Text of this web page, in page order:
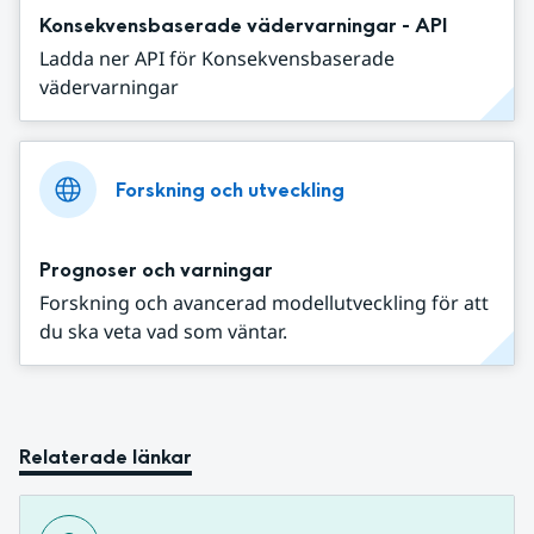
Konsekvensbaserade vädervarningar - API
Ladda ner API för Konsekvensbaserade
vädervarningar
Forskning och utveckling
Prognoser och varningar
Forskning och avancerad modellutveckling för att
du ska veta vad som väntar.
Relaterade länkar